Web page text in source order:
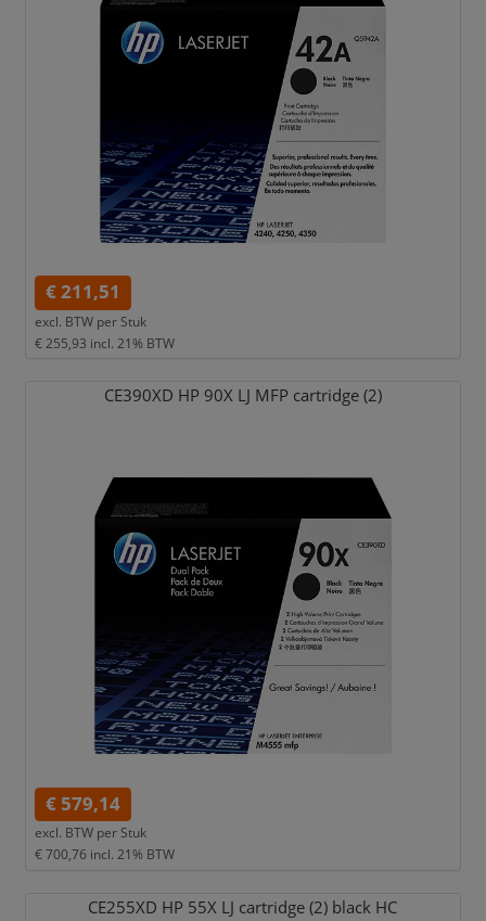
€ 211,51
excl. BTW per Stuk
€ 255,93 incl. 21% BTW
CE390XD HP 90X LJ MFP cartridge (2)
€ 579,14
excl. BTW per Stuk
€ 700,76 incl. 21% BTW
CE255XD HP 55X LJ cartridge (2) black HC